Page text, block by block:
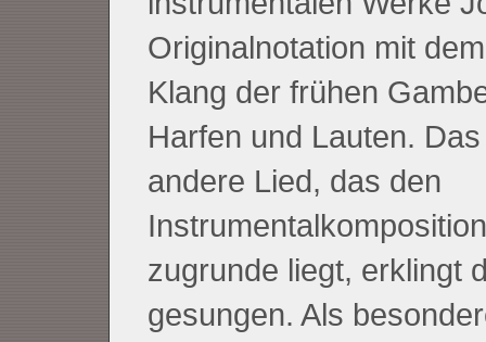
Originalnotation mit
Klang der frühen
Harfen und Lauten.
andere Lied, das den
zugrunde liegt, erklingt
gesungen. Als